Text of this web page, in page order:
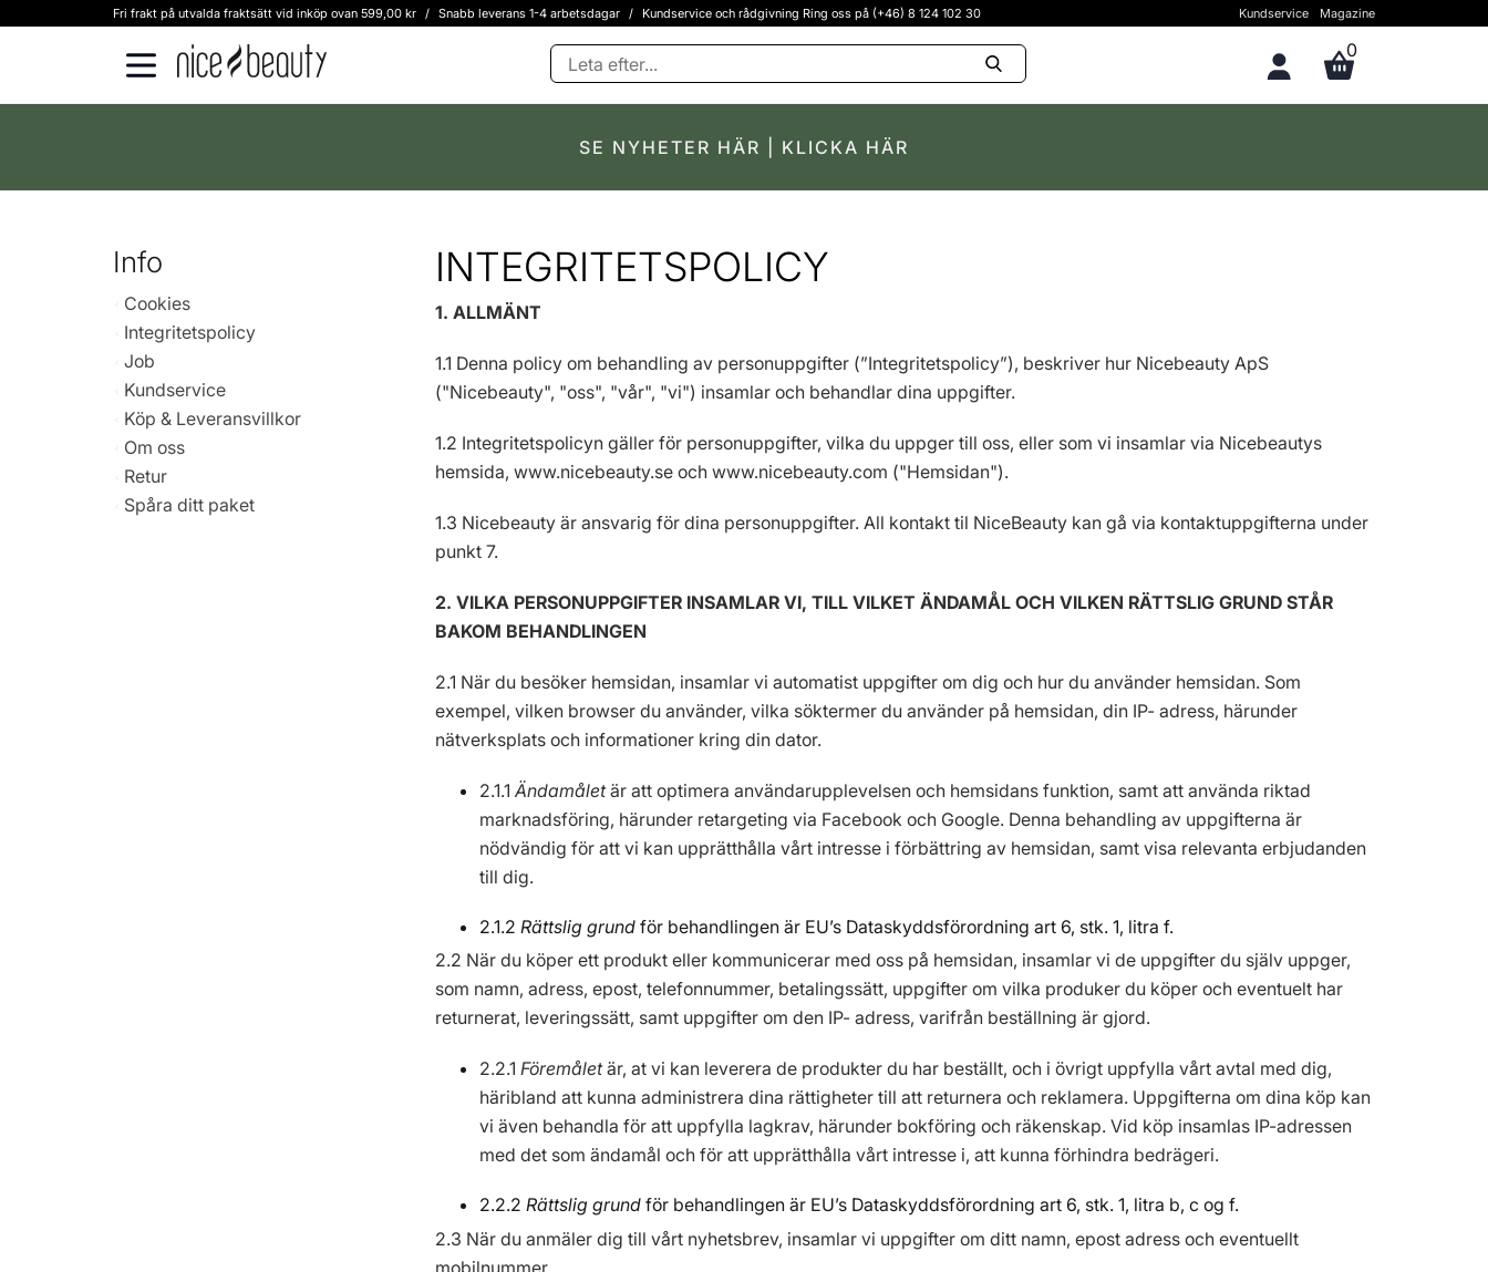
Fri frakt på utvalda fraktsätt vid inköp ovan 599,00 kr / Snabb leverans 1-4 arbetsdagar / Kundservice och rådgivning Ring oss på (+46) 8 124 102 30 Kundservice Magazine
0
SE NYHETER HÄR | KLICKA HÄR
Info
Cookies
Integritetspolicy
Job
Kundservice
Köp & Leveransvillkor
Om oss
Retur
Spåra ditt paket
INTEGRITETSPOLICY
1. ALLMÄNT
1.1 Denna policy om behandling av personuppgifter (”Integritetspolicy”), beskriver hur Nicebeauty ApS
("Nicebeauty", "oss", "vår", "vi") insamlar och behandlar dina uppgifter.
1.2 Integritetspolicyn gäller för personuppgifter, vilka du uppger till oss, eller som vi insamlar via Nicebeautys
hemsida, www.nicebeauty.se och www.nicebeauty.com ("Hemsidan").
1.3 Nicebeauty är ansvarig för dina personuppgifter. All kontakt til NiceBeauty kan gå via kontaktuppgifterna under
punkt 7.
2. VILKA PERSONUPPGIFTER INSAMLAR VI, TILL VILKET ÄNDAMÅL OCH VILKEN RÄTTSLIG GRUND STÅR
BAKOM BEHANDLINGEN
2.1 När du besöker hemsidan, insamlar vi automatist uppgifter om dig och hur du använder hemsidan. Som
exempel, vilken browser du använder, vilka söktermer du använder på hemsidan, din IP- adress, härunder
nätverksplats och informationer kring din dator.
2.1.1 Ändamåletär att optimera användarupplevelsen och hemsidans funktion, samt att använda riktad
marknadsföring, härunder retargeting via Facebook och Google. Denna behandling av uppgifterna är
nödvändig för att vi kan upprätthålla vårt intresse i förbättring av hemsidan, samt visa relevanta erbjudanden
till dig.
2.1.2 Rättslig grund för behandlingen är EU’s Dataskyddsförordning art 6, stk. 1, litra f.
2.2 När du köper ett produkt eller kommunicerar med oss på hemsidan, insamlar vi de uppgifter du själv uppger,
som namn, adress, epost, telefonnummer, betalingssätt, uppgifter om vilka produker du köper och eventuelt har
returnerat, leveringssätt, samt uppgifter om den IP- adress, varifrån beställning är gjord.
2.2.1 Föremåletär, at vi kan leverera de produkter du har beställt, och i övrigt uppfylla vårt avtal med dig,
häribland att kunna administrera dina rättigheter till att returnera och reklamera. Uppgifterna om dina köp kan
vi även behandla för att uppfylla lagkrav, härunder bokföring och räkenskap. Vid köp insamlas IP-adressen
med det som ändamål och för att upprätthålla vårt intresse i, att kunna förhindra bedrägeri.
2.2.2 Rättslig grund för behandlingen är EU’s Dataskyddsförordning art 6, stk. 1, litra b, c og f.
2.3 När du anmäler dig till vårt nyhetsbrev, insamlar vi uppgifter om ditt namn, epost adress och eventuellt
mobilnummer.